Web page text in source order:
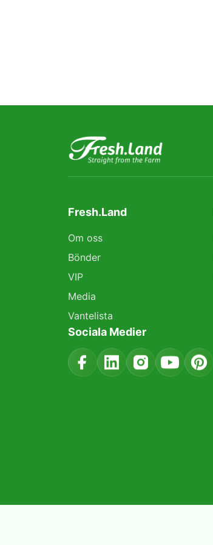
Fresh.Land
Om oss
Bönder
VIP
Media
Vantelista
Sociala Medier